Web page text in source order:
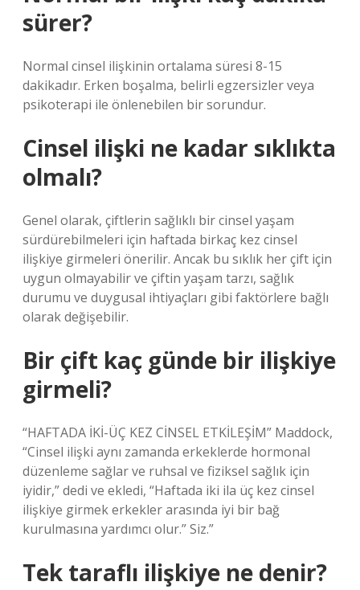
sürer?
Normal cinsel ilişkinin ortalama süresi 8-15
dakikadır. Erken boşalma, belirli egzersizler veya
psikoterapi ile önlenebilen bir sorundur.
Cinsel ilişki ne kadar sıklıkta
olmalı?
Genel olarak, çiftlerin sağlıklı bir cinsel yaşam
sürdürebilmeleri için haftada birkaç kez cinsel
ilişkiye girmeleri önerilir. Ancak bu sıklık her çift için
uygun olmayabilir ve çiftin yaşam tarzı, sağlık
durumu ve duygusal ihtiyaçları gibi faktörlere bağlı
olarak değişebilir.
Bir çift kaç günde bir ilişkiye
girmeli?
“HAFTADA İKİ-ÜÇ KEZ CİNSEL ETKİLEŞİM” Maddock,
“Cinsel ilişki aynı zamanda erkeklerde hormonal
düzenleme sağlar ve ruhsal ve fiziksel sağlık için
iyidir,” dedi ve ekledi, “Haftada iki ila üç kez cinsel
ilişkiye girmek erkekler arasında iyi bir bağ
kurulmasına yardımcı olur.” Siz.”
Tek taraflı ilişkiye ne denir?